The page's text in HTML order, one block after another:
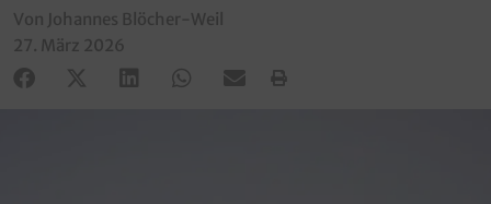
Von Johannes Blöcher-Weil
27. März 2026